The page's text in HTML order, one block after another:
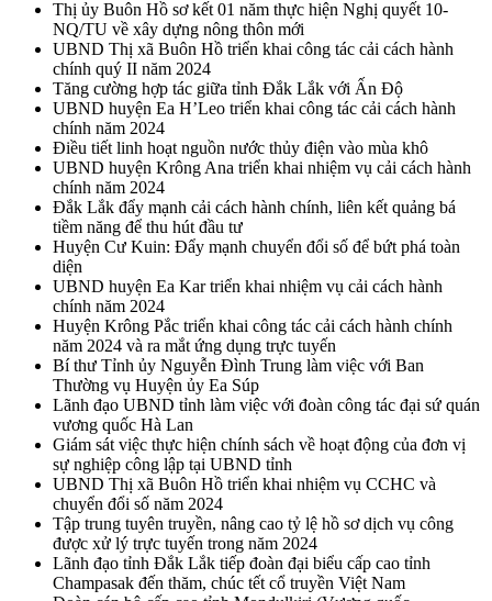
Thị ủy Buôn Hồ sơ kết 01 năm thực hiện Nghị quyết 10-
NQ/TU về xây dựng nông thôn mới
UBND Thị xã Buôn Hồ triển khai công tác cải cách hành
chính quý II năm 2024
Tăng cường hợp tác giữa tỉnh Đắk Lắk với Ấn Độ
UBND huyện Ea H’Leo triển khai công tác cải cách hành
chính năm 2024
Điều tiết linh hoạt nguồn nước thủy điện vào mùa khô
UBND huyện Krông Ana triển khai nhiệm vụ cải cách hành
chính năm 2024
Đắk Lắk đẩy mạnh cải cách hành chính, liên kết quảng bá
tiềm năng để thu hút đầu tư
Huyện Cư Kuin: Đẩy mạnh chuyển đổi số để bứt phá toàn
diện
UBND huyện Ea Kar triển khai nhiệm vụ cải cách hành
chính năm 2024
Huyện Krông Pắc triển khai công tác cải cách hành chính
năm 2024 và ra mắt ứng dụng trực tuyến
Bí thư Tỉnh ủy Nguyễn Đình Trung làm việc với Ban
Thường vụ Huyện ủy Ea Súp
Lãnh đạo UBND tỉnh làm việc với đoàn công tác đại sứ quán
vương quốc Hà Lan
Giám sát việc thực hiện chính sách về hoạt động của đơn vị
sự nghiệp công lập tại UBND tỉnh
UBND Thị xã Buôn Hồ triển khai nhiệm vụ CCHC và
chuyển đổi số năm 2024
Tập trung tuyên truyền, nâng cao tỷ lệ hồ sơ dịch vụ công
được xử lý trực tuyến trong năm 2024
Lãnh đạo tỉnh Đắk Lắk tiếp đoàn đại biểu cấp cao tỉnh
Champasak đến thăm, chúc tết cổ truyền Việt Nam